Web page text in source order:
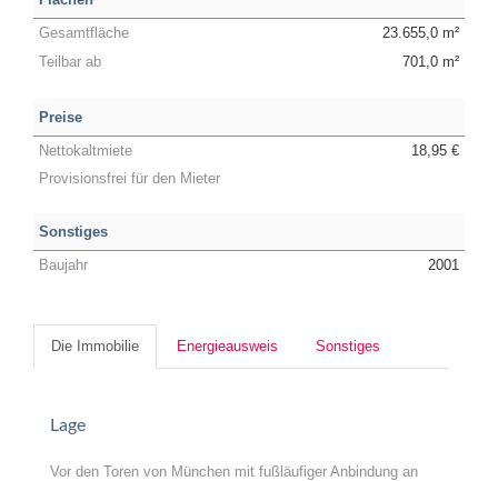
Gesamtfläche
23.655,0 m²
Teilbar ab
701,0 m²
Preise
Nettokaltmiete
18,95 €
Provisionsfrei für den Mieter
Sonstiges
Baujahr
2001
Die Immobilie Energieausweis Sonstiges
Lage
Vor den Toren von München mit fußläufiger Anbindung an